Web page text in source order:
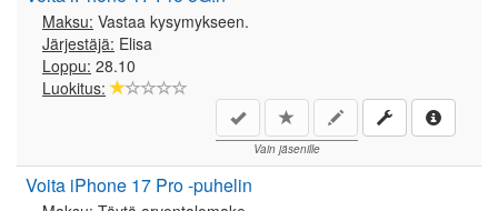
Maksu: Vastaa kysymykseen.
Järjestäjä: Elisa
Loppu: 28.10
Luokitus:
Vain jäsenille
Voita iPhone 17 Pro -puhelin